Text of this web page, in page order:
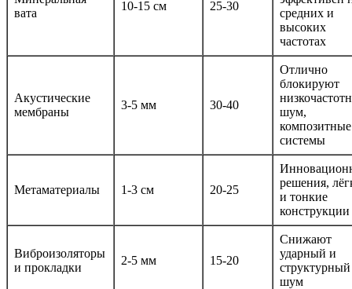
вата
10-15 см 25-30
средних и
высоких
частотах
Акустические
мембраны
3-5 мм 30-40
Отлично
блокируют
шум,
композитные
системы
Метаматериалы 1-3 см 20-25
решения,
и тонкие
конструкции
Виброизоляторы
и прокладки
2-5 мм 15-20
Снижают
ударный и
структурный
шум